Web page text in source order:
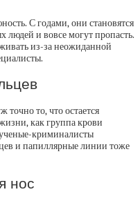
С годами, они становятся
людей и вовсе могут пропасть.
из-за неожиданной
точно то, что остается
как группа крови
криминалисты
и папиллярные линии тоже
нос